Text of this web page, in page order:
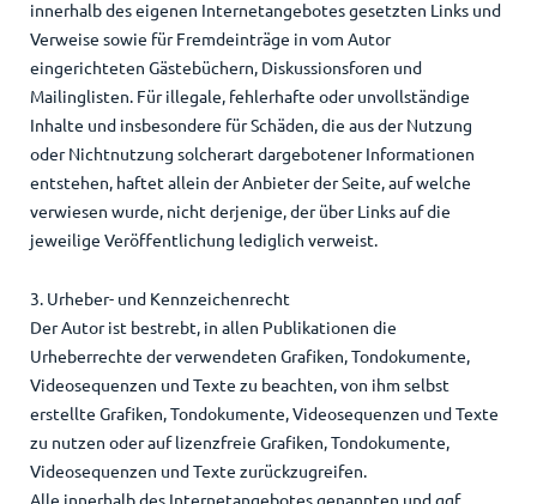
innerhalb des eigenen Internetangebotes gesetzten Links und
Verweise sowie für Fremdeinträge in vom Autor
eingerichteten Gästebüchern, Diskussionsforen und
Mailinglisten. Für illegale, fehlerhafte oder unvollständige
Inhalte und insbesondere für Schäden, die aus der Nutzung
oder Nichtnutzung solcherart dargebotener Informationen
entstehen, haftet allein der Anbieter der Seite, auf welche
verwiesen wurde, nicht derjenige, der über Links auf die
jeweilige Veröffentlichung lediglich verweist.
3. Urheber- und Kennzeichenrecht
Der Autor ist bestrebt, in allen Publikationen die
Urheberrechte der verwendeten Grafiken, Tondokumente,
Videosequenzen und Texte zu beachten, von ihm selbst
erstellte Grafiken, Tondokumente, Videosequenzen und Texte
zu nutzen oder auf lizenzfreie Grafiken, Tondokumente,
Videosequenzen und Texte zurückzugreifen.
Alle innerhalb des Internetangebotes genannten und ggf.